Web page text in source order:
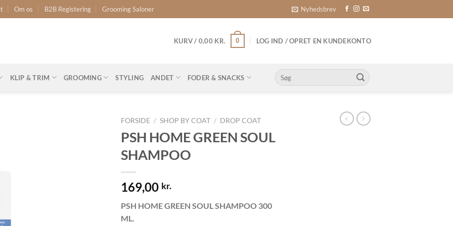
Om os B2B Registering Grooming Saloner Nyhedsbrev
KURV / 0,00 KR. 0 LOG IND / OPRET EN KUNDEKONTO
KLIP & TRIM GROOMING STYLING ANDET FODER & SNACKS
Søg
efter:
FORSIDE / SHOP BY COAT / DROP COAT
PSH HOME GREEN SOUL
SHAMPOO
169,00 kr.
PSH HOME GREEN SOUL SHAMPOO 300
ML.